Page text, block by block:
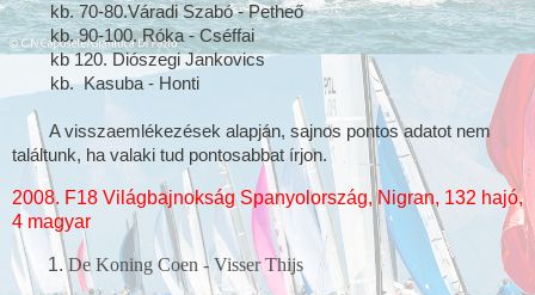
kb. 70-80.Váradi Szabó - Petheő
kb. 90-100. Róka - Cséffai
kb 120.Diószegi Jankovics
kb.Kasuba - Honti
A visszaemlékezések alapján, sajnos pontos adatot nem
találtunk, ha valaki tud pontosabbat írjon.
2008. F18 Világbajnokság Spanyolország, Nigran, 132 hajó,
4 magyar
1.De Koning Coen - Visser Thijs